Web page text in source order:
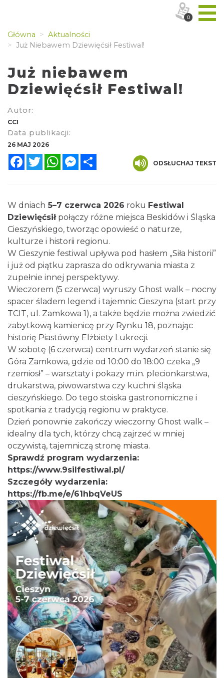
Główna
Aktualności
Już Niebawem Dziewięćsił Festiwal!
Już niebawem
Dziewięćsił Festiwal!
Autor:
CCI
Data publikacji:
26 MAJ 2026
FacebookTwitterWhatsAppMessenger
ODSŁUCHAJ TEKST
W dniach 5–7 czerwca 2026 roku Festiwal
Dziewięćsiłpołączy różne miejsca Beskidów i Śląska
Cieszyńskiego, tworząc opowieść o naturze,
kulturze i historii regionu.
W Cieszynie festiwal upływa pod hasłem „Siła historii”
i już od piątku zaprasza do odkrywania miasta z
zupełnie innej perspektywy.
Wieczorem (5 czerwca) wyruszy Ghost walk – nocny
spacer śladem legend i tajemnic Cieszyna (start przy
TCIT, ul. Zamkowa 1), a także będzie można zwiedzić
zabytkową kamienicę przy Rynku 18, poznając
historię Piastówny Elżbiety Lukrecji.
W sobotę (6 czerwca) centrum wydarzeń stanie się
Góra Zamkowa, gdzie od 10:00 do 18:00 czeka „9
rzemiosł” – warsztaty i pokazy m.in. plecionkarstwa,
drukarstwa, piwowarstwa czy kuchni śląska
cieszyńskiego. Do tego stoiska gastronomiczne i
spotkania z tradycją regionu w praktyce.
Dzień ponownie zakończy wieczorny Ghost walk –
idealny dla tych, którzy chcą zajrzeć w mniej
oczywistą, tajemniczą stronę miasta.
Sprawdź program wydarzenia:
https://www.9silfestiwal.pl/
Szczegóły wydarzenia:
https://fb.me/e/61hbqVeUS
0